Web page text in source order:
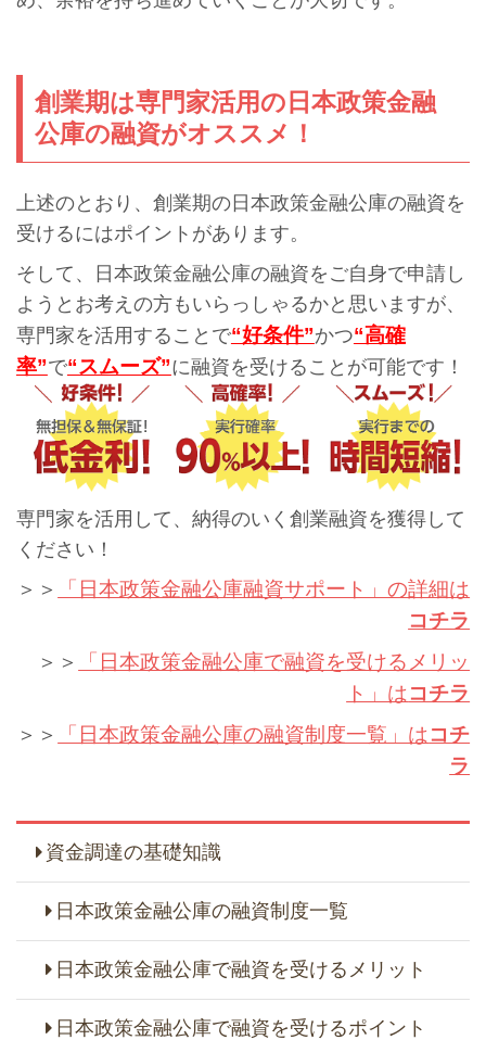
創業期は専門家活用の日本政策金融
公庫の融資がオススメ！
上述のとおり、創業期の日本政策金融公庫の融資を
受けるにはポイントがあります。
そして、日本政策金融公庫の融資をご自身で申請し
ようとお考えの方もいらっしゃるかと思いますが、
専門家を活用することで“好条件”かつ“高確
率”で“スムーズ”に融資を受けることが可能です！
専門家を活用して、納得のいく創業融資を獲得して
ください！
＞＞
「日本政策金融公庫融資サポート」の詳細は
コチラ
＞＞
「日本政策金融公庫で融資を受けるメリッ
ト」はコチラ
＞＞
「日本政策金融公庫の融資制度一覧」はコチ
ラ
資金調達の基礎知識
日本政策金融公庫の融資制度一覧
日本政策金融公庫で融資を受けるメリット
日本政策金融公庫で融資を受けるポイント